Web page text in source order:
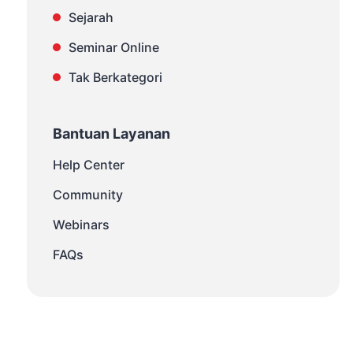
Sejarah
Seminar Online
Tak Berkategori
Bantuan Layanan
Help Center
Community
Webinars
FAQs